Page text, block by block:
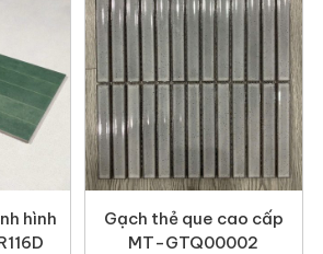
hình
Gạch thẻ que cao cấp
MT-GTQ00002